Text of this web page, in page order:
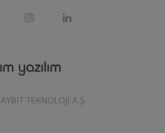
AYBIT TEKNOLOJI A.Ş